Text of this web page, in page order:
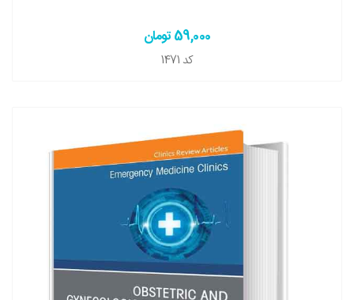
59,000 تومان
کد 1471